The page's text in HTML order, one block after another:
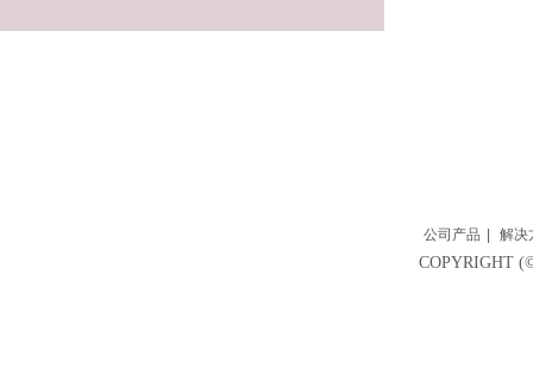
公司产品 解决
COPYRIGHT